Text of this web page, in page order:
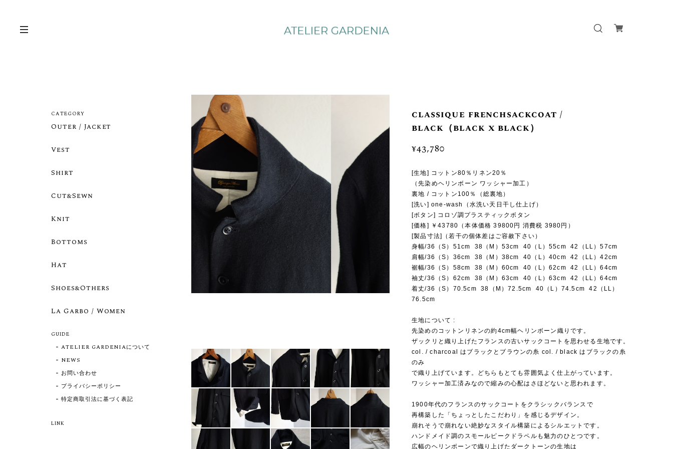
classique frenchsackcoat /
black（black x black）
¥43,780
[生地] コットン80％リネン20％
（先染めヘリンボーン ワッシャー加工）
裏地 / コットン100％（総裏地）
[洗い] one-wash（水洗い天日干し仕上げ）
[ボタン] コロゾ調プラスティックボタン
[価格] ￥43780（本体価格 39800円 消費税 3980円）
[製品寸法]（若干の個体差はご容赦下さい）
身幅/36（S）51cm 38（M）53cm 40（L）55cm 42（LL）57cm
肩幅/36（S）36cm 38（M）38cm 40（L）40cm 42（LL）42cm
裾幅/36（S）58cm 38（M）60cm 40（L）62cm 42（LL）64cm
袖丈/36（S）62cm 38（M）63cm 40（L）63cm 42（LL）64cm
着丈/36（S）70.5cm 38（M）72.5cm 40（L）74.5cm 42（LL）
76.5cm
生地について :
先染めのコットンリネンの約4cm幅ヘリンボーン織りです。
ザックリと織り上げたフランスの古いサックコートを思わせる生地です。
col. / charcoal はブラックとブラウンの糸 col. / black はブラックの糸
のみ
で織り上げています。どちらもとても雰囲気よく仕上がっています。
ワッシャー加工済みなので縮みの心配はさほどないと思われます。
1900年代のフランスのサックコートをクラシックバランスで
再構築した「ちょっとしたこだわり」を感じるデザイン。
崩れそうで崩れない絶妙なスタイル構築によるシルエットです。
ハンドメイド調のスモールピークドラペルも魅力のひとつです。
広幅のヘリンボーンで織り上げたダークトーンの生地は
CATEGORY
Outer / Jacket
Vest
Shirt
Cut&Sewn
Knit
Bottoms
Hat
Shoes&Others
La Garbo / Women
GUIDE
ATELIER GARDENIAについて
NEWS
お問い合わせ
プライバシーポリシー
特定商取引法に基づく表記
LINK